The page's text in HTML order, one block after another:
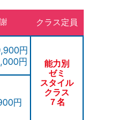
円
円
円
クラス定員
能力別
ゼミ
スタイル
クラス
７名